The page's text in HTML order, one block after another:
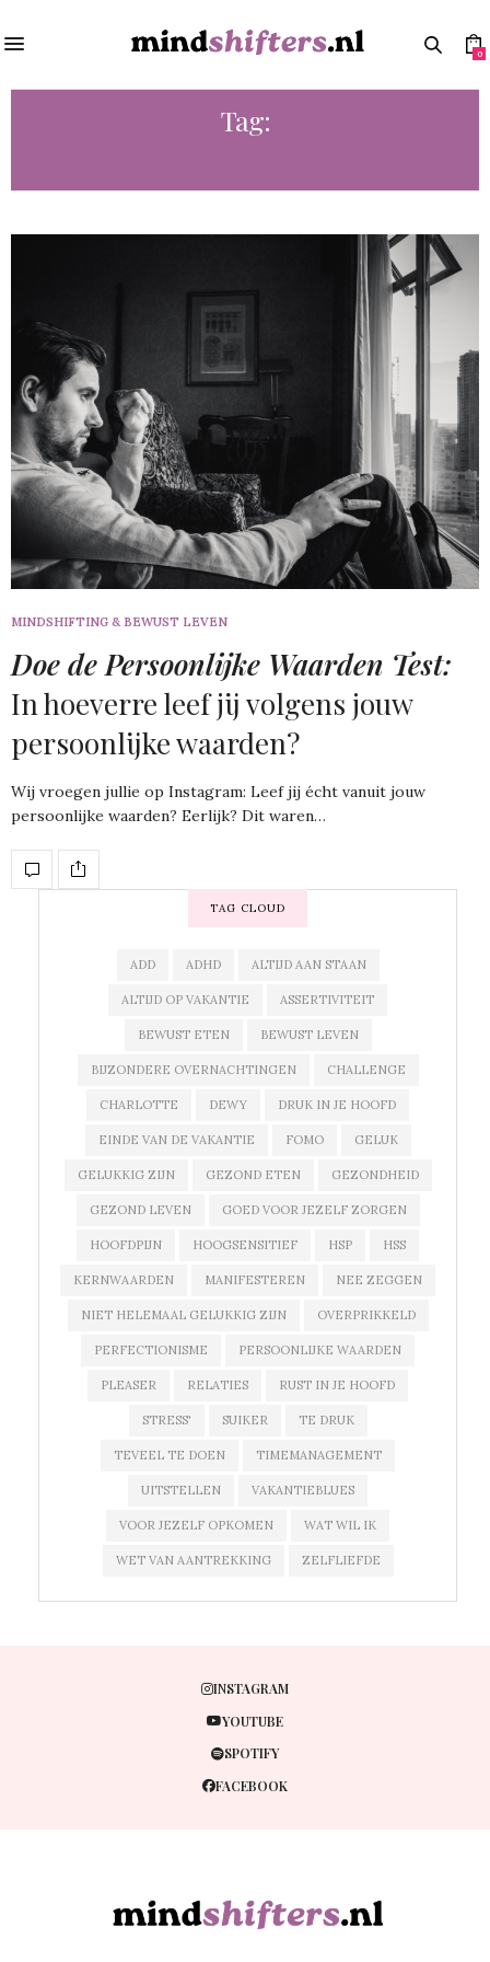
0
Tag:
MINDSHIFTING & BEWUST LEVEN
Doe de Persoonlijke Waarden Test:
In hoeverre leef jij volgens jouw
persoonlijke waarden?
Wij vroegen jullie op Instagram: Leef jij écht vanuit jouw
persoonlijke waarden? Eerlijk? Dit waren…
TAG CLOUD
ADD ADHD ALTIJD AAN STAAN
ALTIJD OP VAKANTIE ASSERTIVITEIT
BEWUST ETEN BEWUST LEVEN
BIJZONDERE OVERNACHTINGEN CHALLENGE
CHARLOTTE DEWY DRUK IN JE HOOFD
EINDE VAN DE VAKANTIE FOMO GELUK
GELUKKIG ZIJN GEZOND ETEN GEZONDHEID
GEZOND LEVEN GOED VOOR JEZELF ZORGEN
HOOFDPIJN HOOGSENSITIEF HSP HSS
KERNWAARDEN MANIFESTEREN NEE ZEGGEN
NIET HELEMAAL GELUKKIG ZIJN OVERPRIKKELD
PERFECTIONISME PERSOONLIJKE WAARDEN
PLEASER RELATIES RUST IN JE HOOFD
STRESS' SUIKER TE DRUK
TEVEEL TE DOEN TIMEMANAGEMENT
UITSTELLEN VAKANTIEBLUES
VOOR JEZELF OPKOMEN WAT WIL IK
WET VAN AANTREKKING ZELFLIEFDE
INSTAGRAM
YOUTUBE
SPOTIFY
FACEBOOK